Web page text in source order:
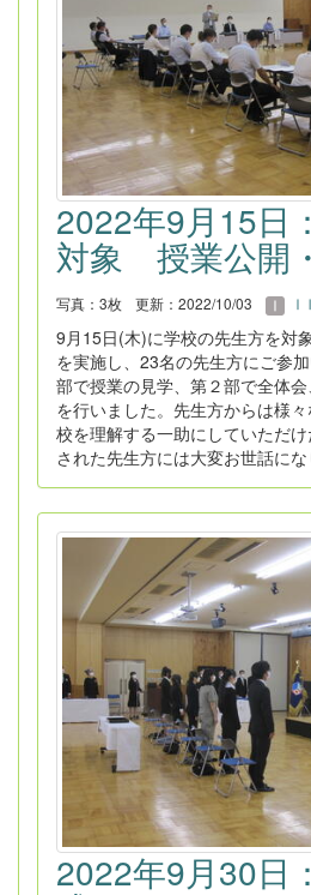
2022年9月15日
対象 授業公開
写真：3枚 更新：2022/10/03
9月15日(木)に学校の先生方を対
を実施し、23名の先生方にご参
部で授業の見学、第２部で全体
を行いました。先生方からは様
校を理解する一助にしていただ
された先生方には大変お世話にな
2022年9月30日